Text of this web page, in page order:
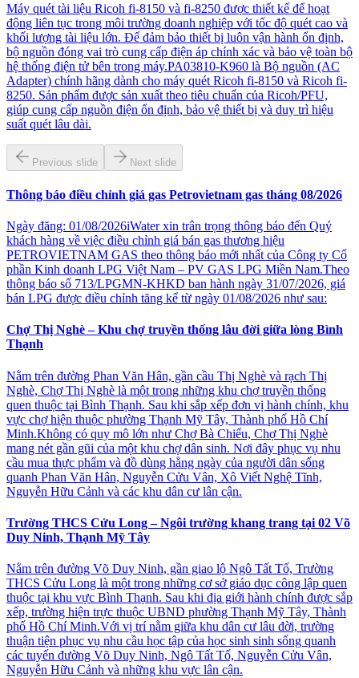
Máy quét tài liệu Ricoh fi-8150 và fi-8250 được thiết kế để hoạt
động liên tục trong môi trường doanh nghiệp với tốc độ quét cao và
khối lượng tài liệu lớn. Để đảm bảo thiết bị luôn vận hành ổn định,
bộ nguồn đóng vai trò cung cấp điện áp chính xác và bảo vệ toàn bộ
hệ thống điện tử bên trong máy.PA03810-K960 là Bộ nguồn (AC
Adapter) chính hãng dành cho máy quét Ricoh fi-8150 và Ricoh fi-
8250. Sản phẩm được sản xuất theo tiêu chuẩn của Ricoh/PFU,
giúp cung cấp nguồn điện ổn định, bảo vệ thiết bị và duy trì hiệu
suất quét lâu dài.
Previous slide Next slide
Thông báo điều chỉnh giá gas Petrovietnam gas tháng 08/2026
Ngày đăng: 01/08/2026iWater xin trân trọng thông báo đến Quý
khách hàng về việc điều chỉnh giá bán gas thương hiệu
PETROVIETNAM GAS theo thông báo mới nhất của Công ty Cổ
phần Kinh doanh LPG Việt Nam – PV GAS LPG Miền Nam.Theo
thông báo số 713/LPGMN-KHKD ban hành ngày 31/07/2026, giá
bán LPG được điều chỉnh tăng kể từ ngày 01/08/2026 như sau:
Chợ Thị Nghè – Khu chợ truyền thống lâu đời giữa lòng Bình
Thạnh
Nằm trên đường Phan Văn Hân, gần cầu Thị Nghè và rạch Thị
Nghè, Chợ Thị Nghè là một trong những khu chợ truyền thống
quen thuộc tại Bình Thạnh. Sau khi sắp xếp đơn vị hành chính, khu
vực chợ hiện thuộc phường Thạnh Mỹ Tây, Thành phố Hồ Chí
Minh.Không có quy mô lớn như Chợ Bà Chiểu, Chợ Thị Nghè
mang nét gần gũi của một khu chợ dân sinh. Nơi đây phục vụ nhu
cầu mua thực phẩm và đồ dùng hằng ngày của người dân sống
quanh Phan Văn Hân, Nguyễn Cửu Vân, Xô Viết Nghệ Tĩnh,
Nguyễn Hữu Cảnh và các khu dân cư lân cận.
Trường THCS Cửu Long – Ngôi trường khang trang tại 02 Võ
Duy Ninh, Thạnh Mỹ Tây
Nằm trên đường Võ Duy Ninh, gần giao lộ Ngô Tất Tố, Trường
THCS Cửu Long là một trong những cơ sở giáo dục công lập quen
thuộc tại khu vực Bình Thạnh. Sau khi địa giới hành chính được sắp
xếp, trường hiện trực thuộc UBND phường Thạnh Mỹ Tây, Thành
phố Hồ Chí Minh.Với vị trí nằm giữa khu dân cư lâu đời, trường
thuận tiện phục vụ nhu cầu học tập của học sinh sinh sống quanh
các tuyến đường Võ Duy Ninh, Ngô Tất Tố, Nguyễn Cửu Vân,
Nguyễn Hữu Cảnh và những khu vực lân cận.